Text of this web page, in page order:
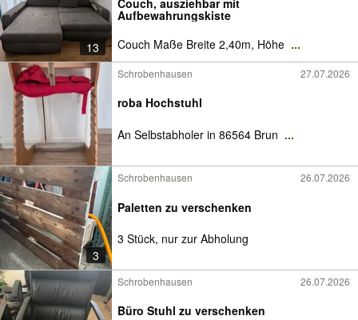
13
Aufbewahrungskiste
Couch Maße Breite 2,40m, Höhe ...
Schrobenhausen 27.07.2026
roba Hochstuhl
An Selbstabholer in 86564 Brun ...
3
Schrobenhausen 26.07.2026
Paletten zu verschenken
3 Stück, nur zur Abholung
Schrobenhausen 26.07.2026
Büro Stuhl zu verschenken